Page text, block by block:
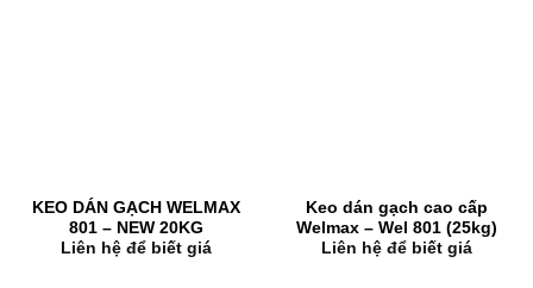
KEO DÁN GẠCH WELMAX
801 – NEW 20KG
Liên hệ để biết giá
Keo dán gạch cao cấp
Welmax – Wel 801 (25kg)
Liên hệ để biết giá